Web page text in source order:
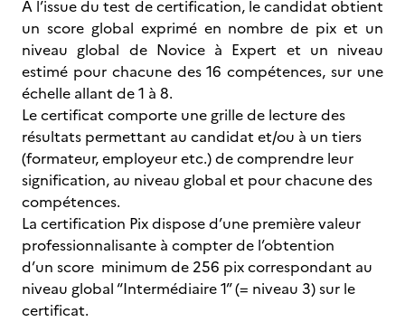
A l’issue du test de certification, le candidat obtient
un score global exprimé en nombre de pix et un
niveau global de Novice à Expert et un niveau
estimé pour chacune des 16 compétences, sur une
échelle allant de 1 à 8.
Le certificat comporte une grille de lecture des
résultats permettant au candidat et/ou à un tiers
(formateur, employeur etc.) de comprendre leur
signification, au niveau global et pour chacune des
compétences.
La certification Pix dispose d’une première valeur
professionnalisante à compter de l’obtention
d’un score minimum de 256 pix correspondant au
niveau global “Intermédiaire 1” (= niveau 3) sur le
certificat.